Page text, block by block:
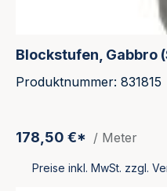
Blockstufen, Gabbro
Produktnummer: 831815
178,50 €* / Meter
Preise inkl. MwSt. zzgl.